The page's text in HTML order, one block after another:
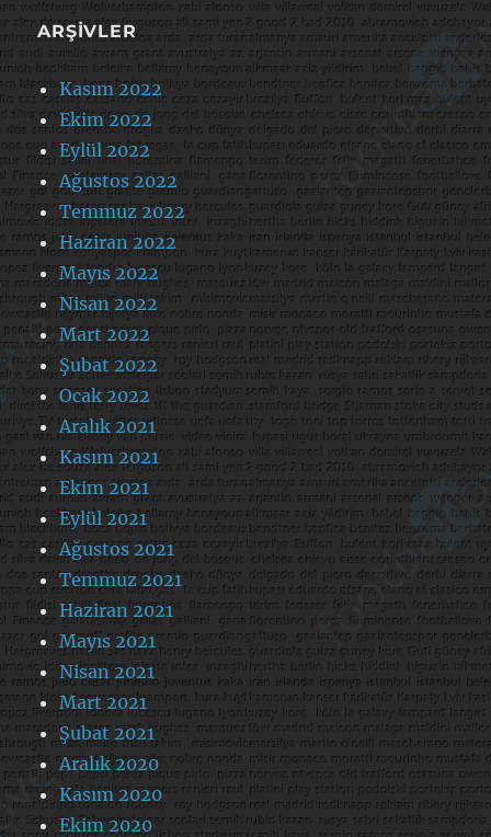
ARŞIVLER
Kasım 2022
Ekim 2022
Eylül 2022
Ağustos 2022
Temmuz 2022
Haziran 2022
Mayıs 2022
Nisan 2022
Mart 2022
Şubat 2022
Ocak 2022
Aralık 2021
Kasım 2021
Ekim 2021
Eylül 2021
Ağustos 2021
Temmuz 2021
Haziran 2021
Mayıs 2021
Nisan 2021
Mart 2021
Şubat 2021
Aralık 2020
Kasım 2020
Ekim 2020